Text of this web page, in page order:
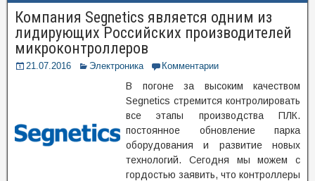
Компания Segnetics является одним из
лидирующих Российских производителей
микроконтроллеров
21.07.2016 Электроника Комментарии
В погоне за высоким качеством
Segnetics стремится контролировать
все этапы производства ПЛК.
постоянное обновление парка
оборудования и развитие новых
технологий. Сегодня мы можем с
гордостью заявить, что контроллеры